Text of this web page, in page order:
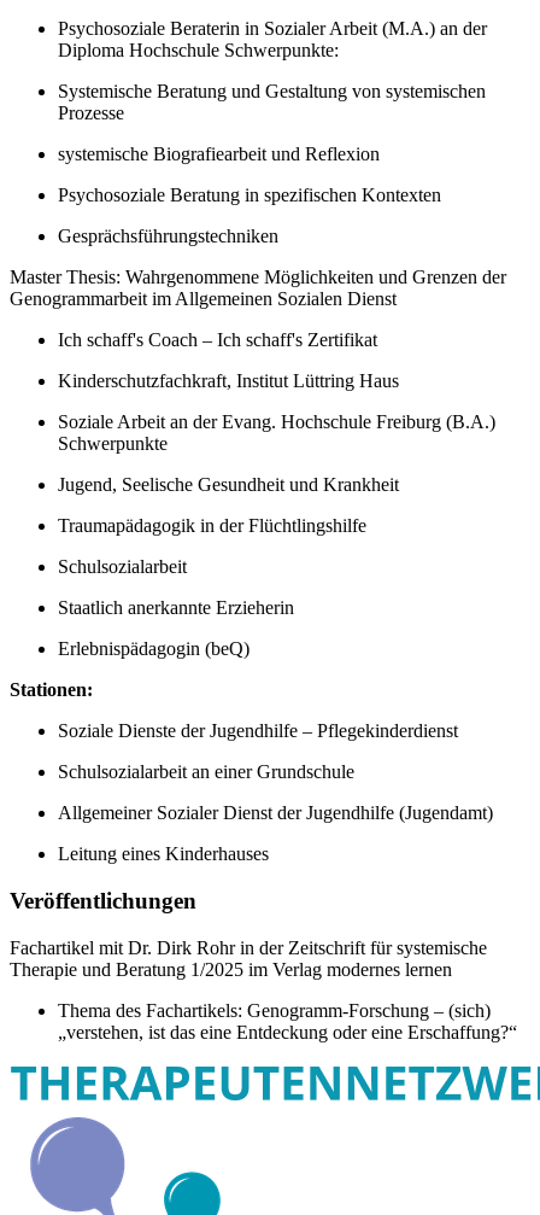
Psychosoziale Beraterin in Sozialer Arbeit (M.A.) an der
Diploma Hochschule Schwerpunkte:
Systemische Beratung und Gestaltung von systemischen
Prozesse
systemische Biografiearbeit und Reflexion
Psychosoziale Beratung in spezifischen Kontexten
Gesprächsführungstechniken
Master Thesis: Wahrgenommene Möglichkeiten und Grenzen der
Genogrammarbeit im Allgemeinen Sozialen Dienst
Ich schaff's Coach – Ich schaff's Zertifikat
Kinderschutzfachkraft, Institut Lüttring Haus
Soziale Arbeit an der Evang. Hochschule Freiburg (B.A.)
Schwerpunkte
Jugend, Seelische Gesundheit und Krankheit
Traumapädagogik in der Flüchtlingshilfe
Schulsozialarbeit
Staatlich anerkannte Erzieherin
Erlebnispädagogin (beQ)
Stationen:
Soziale Dienste der Jugendhilfe – Pflegekinderdienst
Schulsozialarbeit an einer Grundschule
Allgemeiner Sozialer Dienst der Jugendhilfe (Jugendamt)
Leitung eines Kinderhauses
Veröffentlichungen
Fachartikel mit Dr. Dirk Rohr in der Zeitschrift für systemische
Therapie und Beratung 1/2025 im Verlag modernes lernen
Thema des Fachartikels: Genogramm-Forschung – (sich)
„verstehen, ist das eine Entdeckung oder eine Erschaffung?“